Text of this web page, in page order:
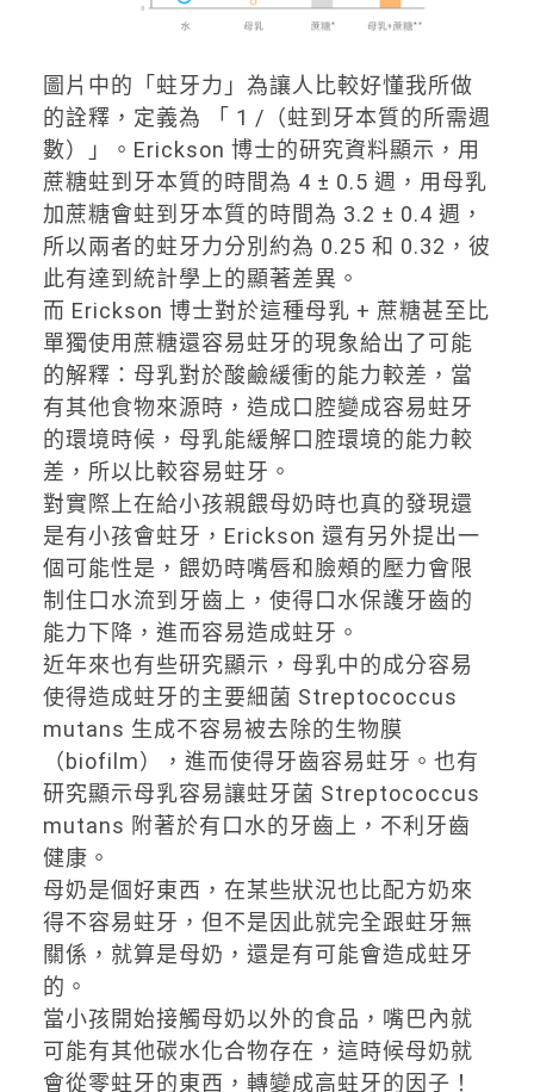
圖片中的「蛀牙力」為讓人比較好懂我所做
的詮釋，定義為 「 1 /（蛀到牙本質的所需週
數）」。Erickson 博士的研究資料顯示，用
蔗糖蛀到牙本質的時間為 4 ± 0.5 週，用母乳
加蔗糖會蛀到牙本質的時間為 3.2 ± 0.4 週，
所以兩者的蛀牙力分別約為 0.25 和 0.32，彼
此有達到統計學上的顯著差異。
而 Erickson 博士對於這種母乳 + 蔗糖甚至比
單獨使用蔗糖還容易蛀牙的現象給出了可能
的解釋：母乳對於酸鹼緩衝的能力較差，當
有其他食物來源時，造成口腔變成容易蛀牙
的環境時候，母乳能緩解口腔環境的能力較
差，所以比較容易蛀牙。
對實際上在給小孩親餵母奶時也真的發現還
是有小孩會蛀牙，Erickson 還有另外提出一
個可能性是，餵奶時嘴唇和臉頰的壓力會限
制住口水流到牙齒上，使得口水保護牙齒的
能力下降，進而容易造成蛀牙。
近年來也有些研究顯示，母乳中的成分容易
使得造成蛀牙的主要細菌 Streptococcus
mutans 生成不容易被去除的生物膜
（biofilm），進而使得牙齒容易蛀牙。也有
研究顯示母乳容易讓蛀牙菌 Streptococcus
mutans 附著於有口水的牙齒上，不利牙齒
健康。
母奶是個好東西，在某些狀況也比配方奶來
得不容易蛀牙，但不是因此就完全跟蛀牙無
關係，就算是母奶，還是有可能會造成蛀牙
的。
當小孩開始接觸母奶以外的食品，嘴巴內就
可能有其他碳水化合物存在，這時候母奶就
會從零蛀牙的東西，轉變成高蛀牙的因子！